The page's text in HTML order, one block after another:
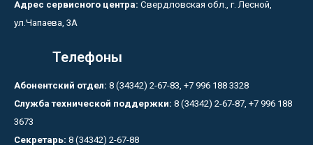
Адрес сервисного центра: Свердловская обл., г. Лесной,
ул.Чапаева, 3А
Телефоны
Абонентский отдел: 8 (34342) 2-67-83, +7 996 188 3328
Служба технической поддержки: 8 (34342) 2-67-87, +7 996 188
3673
Секретарь: 8 (34342) 2-67-88